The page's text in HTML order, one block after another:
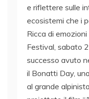
e riflettere sulle
ecosistemi che i
Ricca di
Festival, sabato
successo avuto
il Bonatti Day,
al grande